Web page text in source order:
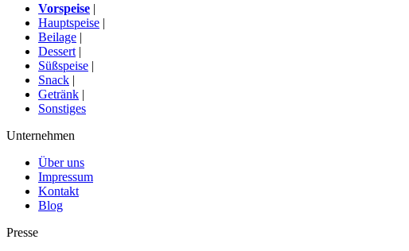
Vorspeise |
Hauptspeise |
Beilage |
Dessert |
Süßspeise |
Snack |
Getränk |
Sonstiges
Unternehmen
Über uns
Impressum
Kontakt
Blog
Presse